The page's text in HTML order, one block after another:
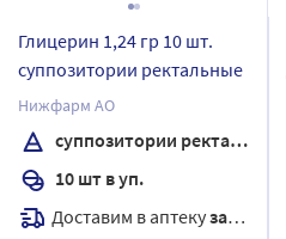
Глицерин 1,24 гр 10 шт.
суппозитории ректальные
Нижфарм АО
суппозитории ректальные
10 шт в уп.
Доставим в аптекузавтра